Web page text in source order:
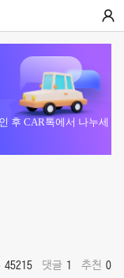
후 CAR톡에서 나누세
45215 댓글 1 추천 0